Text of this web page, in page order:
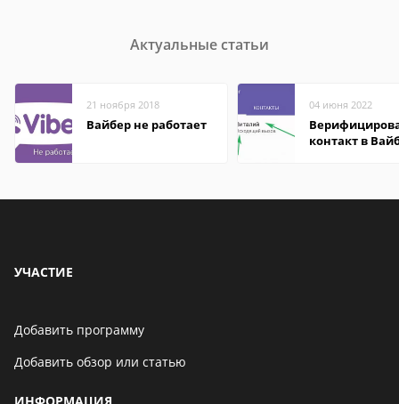
Актуальные статьи
21 ноября 2018
Вайбер не работает
04 июня 2022
контакт в
УЧАСТИЕ
Добавить программу
Добавить обзор или статью